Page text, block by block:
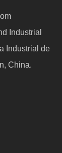
Industrial
Industrial de
China.